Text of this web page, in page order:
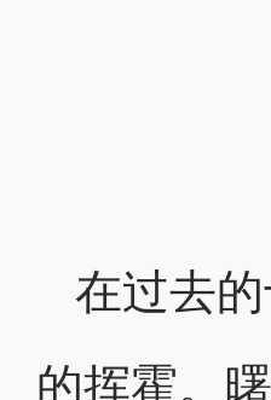
在过去
的挥霍。